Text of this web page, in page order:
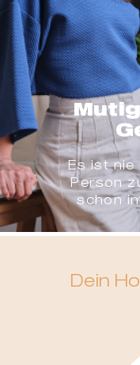
Es ist
Person
schon
Dein